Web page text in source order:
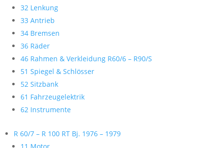
32 Lenkung
33 Antrieb
34 Bremsen
36 Räder
46 Rahmen & Verkleidung R60/6 – R90/S
51 Spiegel & Schlösser
52 Sitzbank
61 Fahrzeugelektrik
62 Instrumente
R 60/7 – R 100 RT Bj. 1976 – 1979